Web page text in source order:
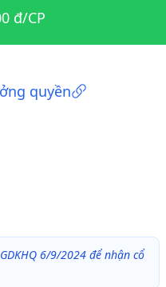
quyền
đ/CP
6/9/2024 để nhận cổ